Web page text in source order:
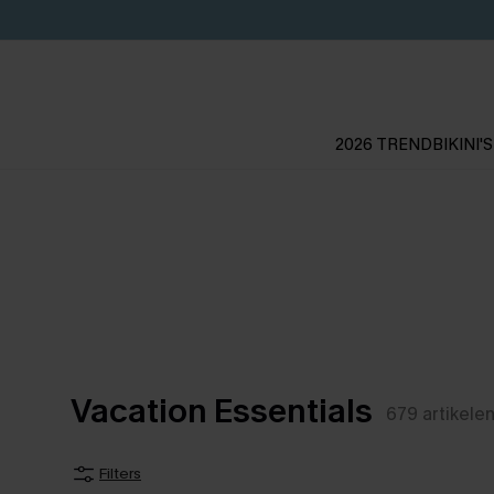
2026 TRENDBIKINI'S
Vacation Essentials 679 artikelen
Filters